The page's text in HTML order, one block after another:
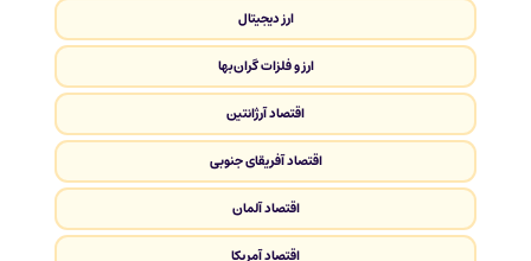
ارز دیجیتال
ارز و فلزات گران‌بها
اقتصاد آرژانتین
اقتصاد آفریقای جنوبی
اقتصاد آلمان
اقتصاد آمریکا